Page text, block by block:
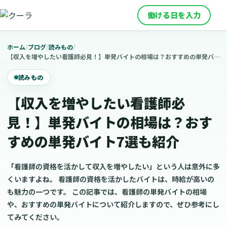
働ける日を入力
ホーム/ブログ/読みもの/
【収入を増やしたい看護師必見！】単発バイトの相場は？おすすめの単発バイト7選も紹介
読みもの
【収入を増やしたい看護師必
見！】単発バイトの相場は？おす
すめの単発バイト7選も紹介
「看護師の資格を活かして収入を増やしたい」という人は意外に多
くいますよね。 看護師の資格を活かしたバイトは、時給が高いの
も魅力の一つです。 この記事では、看護師の単発バイトの相場
や、おすすめの単発バイトについて紹介しますので、ぜひ参考にし
てみてください。